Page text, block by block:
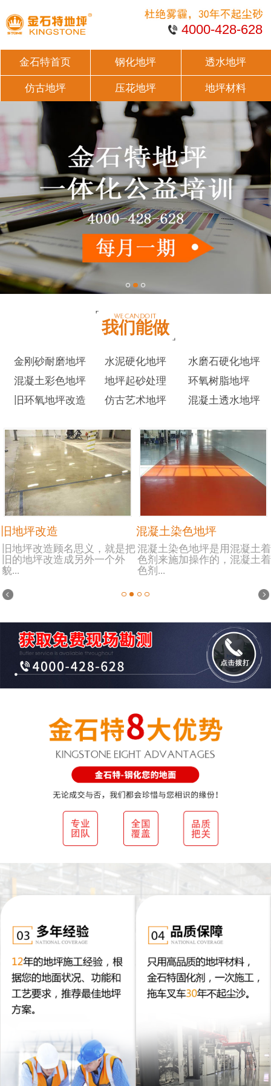
4000-428-628
金石特首页 钢化地坪 透水地坪
仿古地坪 压花地坪 地坪材料
我们能做
金刚砂耐磨地坪 水泥硬化地坪
水磨石硬化地坪
混凝土彩色地坪
地坪起砂处理
环氧树脂地坪
旧环氧地坪改造
仿古艺术地坪 混凝土透水地坪
旧地坪改造
旧地坪改造顾名思义，就是把
旧的地坪改造成另外一个外
貌...
混凝土染色地坪
混凝土染色地坪是用混凝土着
色剂来施加操作的，混凝土着
色剂...